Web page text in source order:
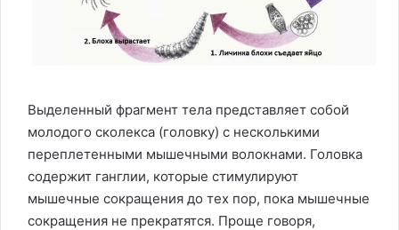
Выделенный фрагмент тела представляет собой
молодого сколекса (головку) с несколькими
переплетенными мышечными волокнами. Головка
содержит ганглии, которые стимулируют
мышечные сокращения до тех пор, пока мышечные
сокращения не прекратятся. Проще говоря,